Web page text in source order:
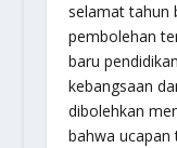
selamat tahun
pembolehan
baru
kebangsaan
dibolehkan
bahwa ucapan